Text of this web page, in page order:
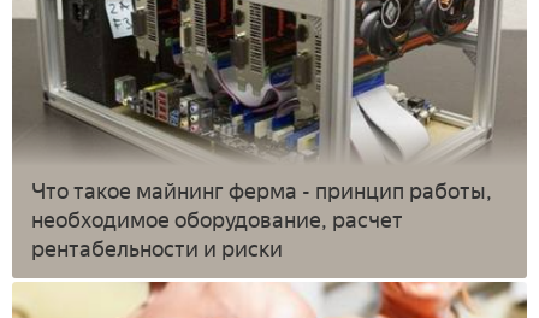
Что такое майнинг ферма - принцип работы,
необходимое оборудование, расчет
рентабельности и риски